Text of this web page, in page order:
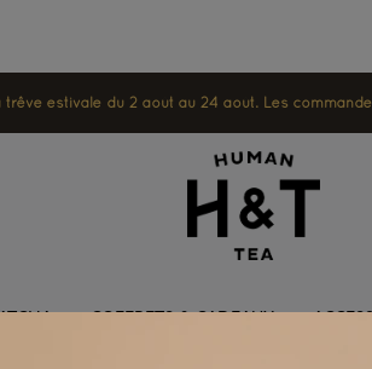
estivale du 2 août au 24 août. Les